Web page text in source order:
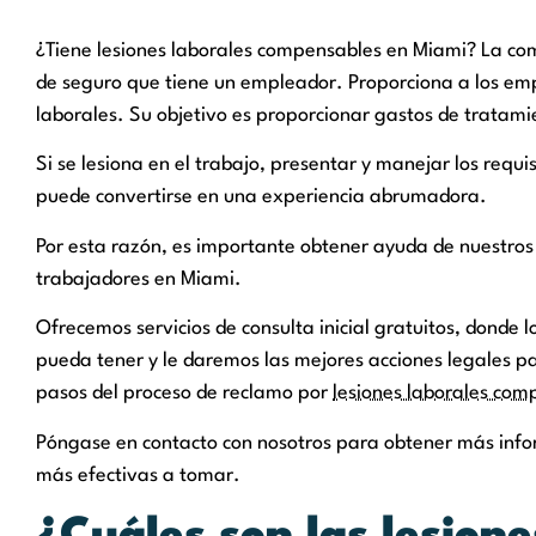
¿Tiene lesiones laborales compensables en Miami? La
de seguro que tiene un empleador. Proporciona a los
laborales. Su objetivo es proporcionar gastos de
Si se lesiona en el trabajo, presentar y manejar los
puede convertirse en una experiencia abrumadora.
Por esta razón, es importante obtener ayuda de
trabajadores en Miami.
Ofrecemos servicios de consulta inicial gratuitos, donde
pueda tener y le daremos las mejores acciones legales
pasos del proceso de reclamo por lesiones laborales
Póngase en contacto con nosotros para obtener más
más efectivas a tomar.